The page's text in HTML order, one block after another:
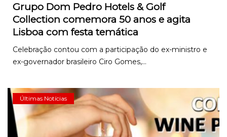
Grupo Dom Pedro Hotels & Golf
Collection comemora 50 anos e agita
Lisboa com festa temática
Celebração contou com a participação do ex-ministro e
ex-governador brasileiro Ciro Gomes,...
Últimas Notícias